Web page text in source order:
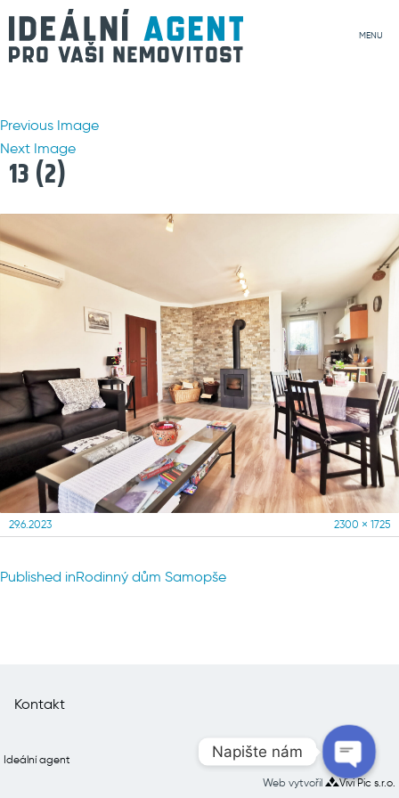
MENU
Previous Image
Next Image
13 (2)
Posted
29.6.2023
Full
2300 × 1725
Navigace
Published inRodinný dům Samopše
Kontakt
Ideální agent
Web vytvořil
Vivi Pic s.r.o.
Napište nám
Open